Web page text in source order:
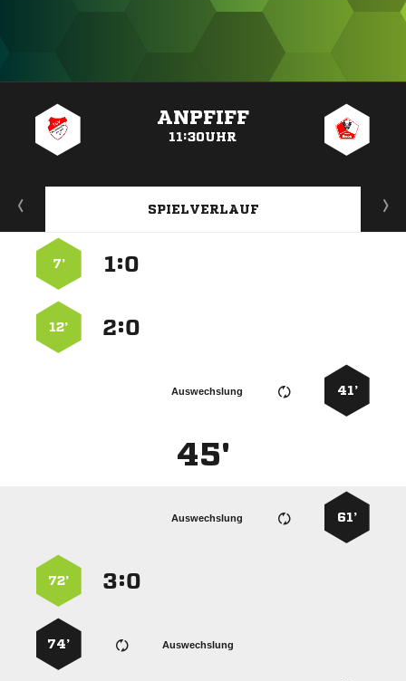
ANPFIFF
11:30UHR
SPIELVERLAUF
:
7’
:
12’
41’
Auswechslung
45'
61’
Auswechslung
:
72’
Auswechslung
74’